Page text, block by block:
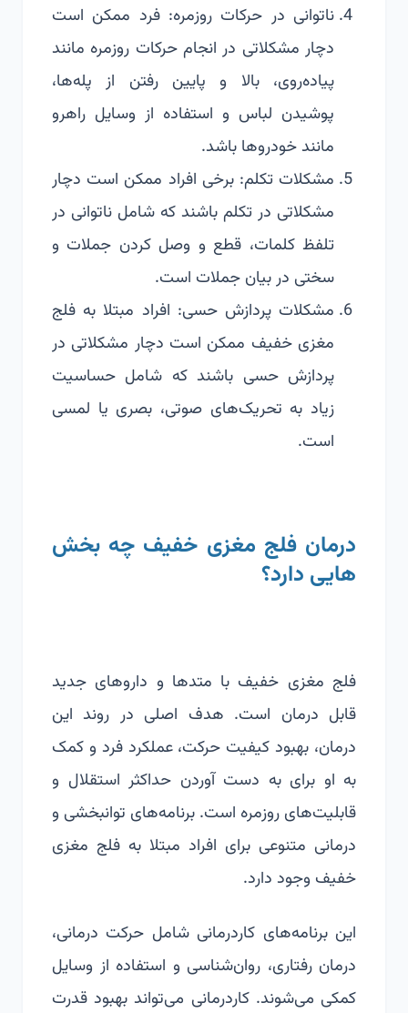
ناتوانی در حرکات روزمره: فرد ممکن است
دچار مشکلاتی در انجام حرکات روزمره مانند
پیاده‌روی، بالا و پایین رفتن از پله‌ها،
پوشیدن لباس‌ و استفاده از وسایل راهرو
مانند خودروها باشد.
مشکلات تکلم: برخی افراد ممکن است دچار
مشکلاتی در تکلم باشند که شامل ناتوانی در
تلفظ کلمات، قطع و وصل کردن جملات و
سختی در بیان جملات است.
مشکلات پردازش حسی: افراد مبتلا به فلج
مغزی خفیف ممکن است دچار مشکلاتی در
پردازش حسی باشند که شامل حساسیت
زیاد به تحریک‌های صوتی، بصری یا لمسی
است.
درمان فلج مغزی خفیف چه بخش
هایی دارد؟
فلج مغزی خفیف با متدها و داروهای جدید
قابل درمان است. هدف اصلی در روند این
درمان، بهبود کیفیت حرکت، عملکرد فرد و کمک
به او برای به دست آوردن حداکثر استقلال و
قابلیت‌های روزمره است. برنامه‌های توانبخشی و
درمانی متنوعی برای افراد مبتلا به فلج مغزی
خفیف وجود دارد.
این برنامه‌های کاردرمانی شامل حرکت درمانی،
درمان رفتاری، روان‌شناسی و استفاده از وسایل
کمکی می‌شوند. کاردرمانی می‌تواند بهبود قدرت